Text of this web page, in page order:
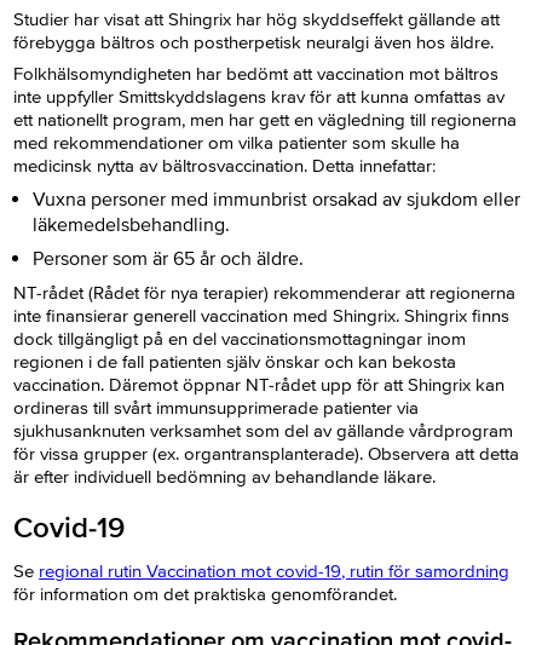
Studier har visat att Shingrix har hög skyddseffekt gällande att
förebygga bältros och postherpetisk neuralgi även hos äldre.
Folkhälsomyndigheten har bedömt att vaccination mot bältros
inte uppfyller Smittskyddslagens krav för att kunna omfattas av
ett nationellt program, men har gett en vägledning till regionerna
med rekommendationer om vilka patienter som skulle ha
medicinsk nytta av bältrosvaccination. Detta innefattar:
Vuxna personer med immunbrist orsakad av sjukdom eller
läkemedelsbehandling.
Personer som är 65 år och äldre.
NT-rådet (Rådet för nya terapier) rekommenderar att regionerna
inte finansierar generell vaccination med Shingrix. Shingrix finns
dock tillgängligt på en del vaccinationsmottagningar inom
regionen i de fall patienten själv önskar och kan bekosta
vaccination. Däremot öppnar NT-rådet upp för att Shingrix kan
ordineras till svårt immunsupprimerade patienter via
sjukhusanknuten verksamhet som del av gällande vårdprogram
för vissa grupper (ex. organtransplanterade). Observera att detta
är efter individuell bedömning av behandlande läkare.
Covid-19
Se regional rutin Vaccination mot covid-19, rutin för samordning
för information om det praktiska genomförandet.